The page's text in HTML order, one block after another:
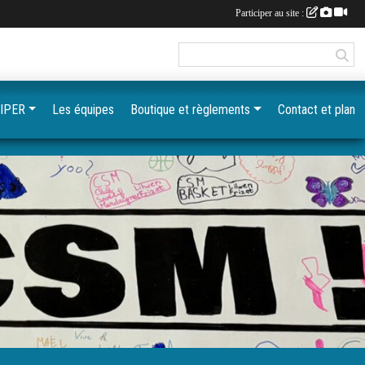
Les équipes Boutique et règlements Contact et plan
Participer au site :